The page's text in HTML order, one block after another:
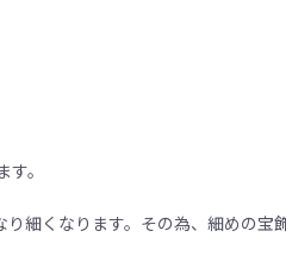
。
細くなります。その為、細めの宝